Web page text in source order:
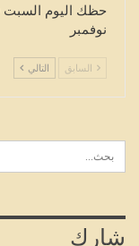
نوفمبر
السابق التالي
شارك